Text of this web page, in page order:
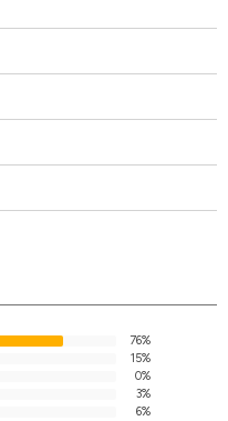
76%
15%
0%
3%
6%